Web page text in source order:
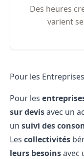
Des heures
varient
Pour les
Pour les
sur devisavec un
un suivi des
Les collectivités
leurs besoinsavec